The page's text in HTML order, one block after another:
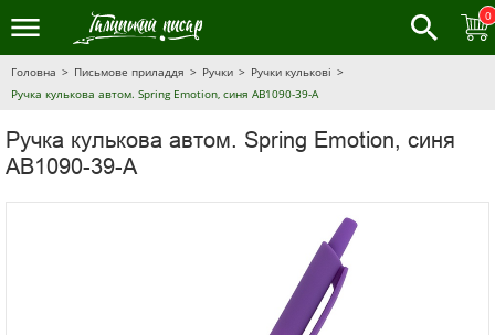
0
Головна Письмове приладдя Ручки
Ручки кулькові
Ручка кулькова автом. Spring Emotion, синя AB1090-39-A
Ручка кулькова автом. Spring Emotion, синя
AB1090-39-A